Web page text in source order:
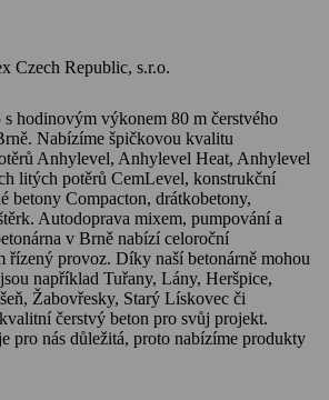
Czech Republic, s.r.o.
hodinovým výkonem 80 m čerstvého
Nabízíme špičkovou kvalitu
Anhylevel, Anhylevel Heat, Anhylevel
litých potěrů CemLevel, konstrukční
betony Compacton, drátkobetony,
Autodoprava mixem, pumpování a
v Brně nabízí celoroční
řízený provoz. Díky naší betonárně mohou
například Tuřany, Lány, Heršpice,
Žabovřesky, Starý Lískovec či
čerstvý beton pro svůj projekt.
pro nás důležitá, proto nabízíme produkty